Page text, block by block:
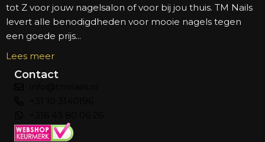
tot Z voor jouw nagelsalon of voor bij jou thuis. TM Nails
levert alle benodigdheden voor mooie nagels tegen
een goede prijs...
Lees meer
Contact